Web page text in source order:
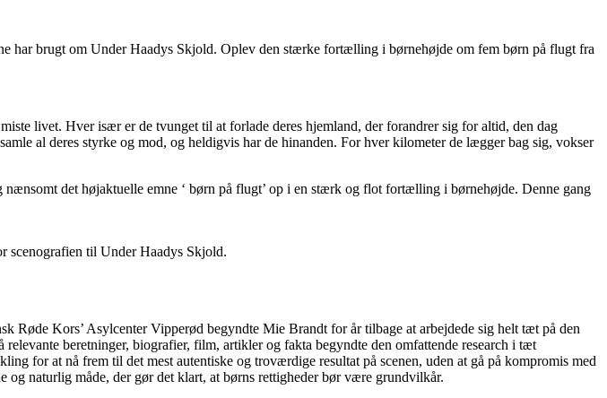
har brugt om Under Haadys Skjold. Oplev den stærke fortælling i børnehøjde om fem børn på flugt fra
livet. Hver især er de tvunget til at forlade deres hjemland, der forandrer sig for altid, den dag
al deres styrke og mod, og heldigvis har de hinanden. For hver kilometer de lægger bag sig, vokser
det højaktuelle emne ‘ børn på flugt’ op i en stærk og flot fortælling i børnehøjde. Denne gang
scenografien til Under Haadys Skjold.
Røde Kors’ Asylcenter Vipperød begyndte Mie Brandt for år tilbage at arbejdede sig helt tæt på den
beretninger, biografier, film, artikler og fakta begyndte den omfattende research i tæt
for at nå frem til det mest autentiske og troværdige resultat på scenen, uden at gå på kompromis med
og naturlig måde, der gør det klart, at børns rettigheder bør være grundvilkår.